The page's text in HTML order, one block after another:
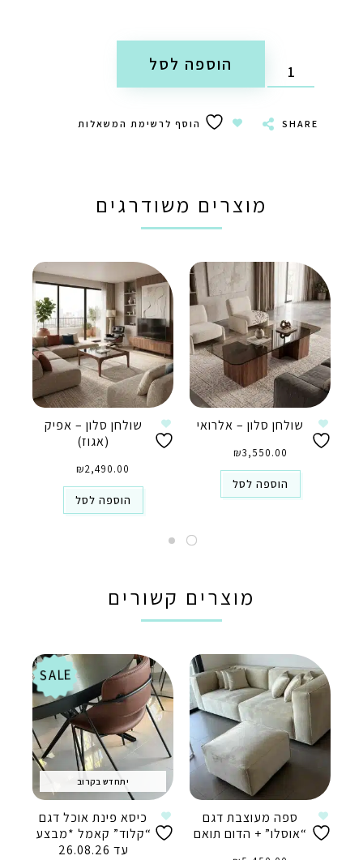
הוספה לסל
SHARE הוסף לרשימת המשאלות
מוצרים משודרגים
שולחן סלון – אלרואי
₪3,550.00
הוספה לסל
שולחן סלון – אפיק
(אגוז)
₪2,490.00
הוספה לסל
מוצרים קשורים
ספה מעוצבת דגם
“אוסלו” + הדום תואם
יתחדש בקרוב
SALE
כיסא פינת אוכל דגם
“קלוד” קאמל *מבצע
עד 26.08.26